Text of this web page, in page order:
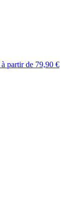
à partir de 79,90 €